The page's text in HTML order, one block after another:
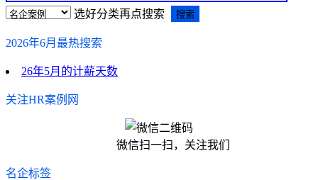
选好分类再点搜索
2026年6月最热搜索
26年5月的计薪天数
关注HR案例网
微信扫一扫，关注我们
名企标签